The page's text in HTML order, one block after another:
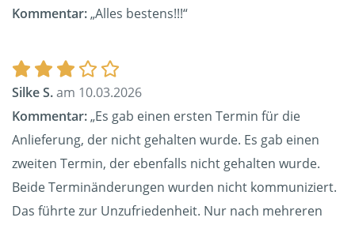
Kommentar:„Alles bestens!!!“
Silke S.am 10.03.2026
Kommentar:„Es gab einen ersten Termin für die
Anlieferung, der nicht gehalten wurde. Es gab einen
zweiten Termin, der ebenfalls nicht gehalten wurde.
Beide Terminänderungen wurden nicht kommuniziert.
Das führte zur Unzufriedenheit. Nur nach mehreren